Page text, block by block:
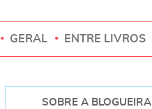
GERAL ENTRE LIVROS
SOBRE A BLOGUEIRA